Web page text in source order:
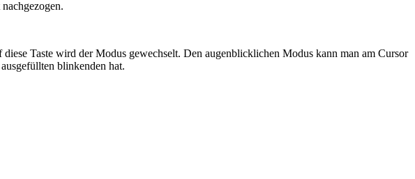
Taste wird der Modus gewechselt. Den augenblicklichen Modus kann man am Cursor
blinkenden hat.